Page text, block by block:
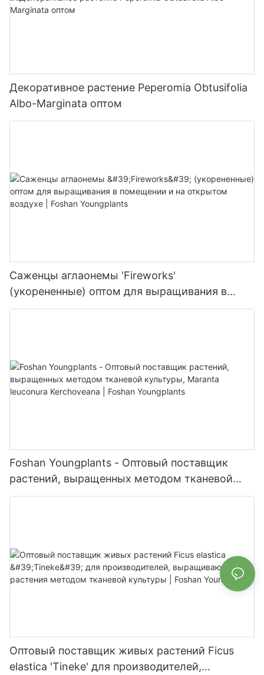
Декоративное растение Peperomia Obtusifolia
Albo-Marginata оптом
Саженцы аглаонемы 'Fireworks'
(укорененные) оптом для выращивания в
помещении и на открытом воздухе | Foshan
Foshan Youngplants - Оптовый поставщик
растений, выращенных методом тканевой
культуры, Maranta leuconura Kerchoveana |
Оптовый поставщик живых растений Ficus
elastica 'Tineke' для производителей,